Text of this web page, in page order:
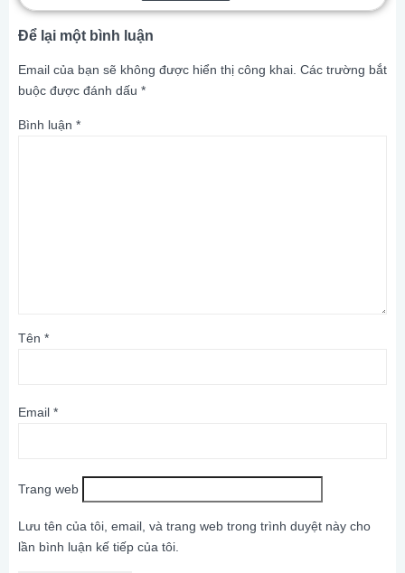
Để lại một bình luận
Email của bạn sẽ không được hiển thị công khai. Các trường bắt
buộc được đánh dấu *
Bình luận *
Tên *
Email *
Trang web
Lưu tên của tôi, email, và trang web trong trình duyệt này cho
lần bình luận kế tiếp của tôi.